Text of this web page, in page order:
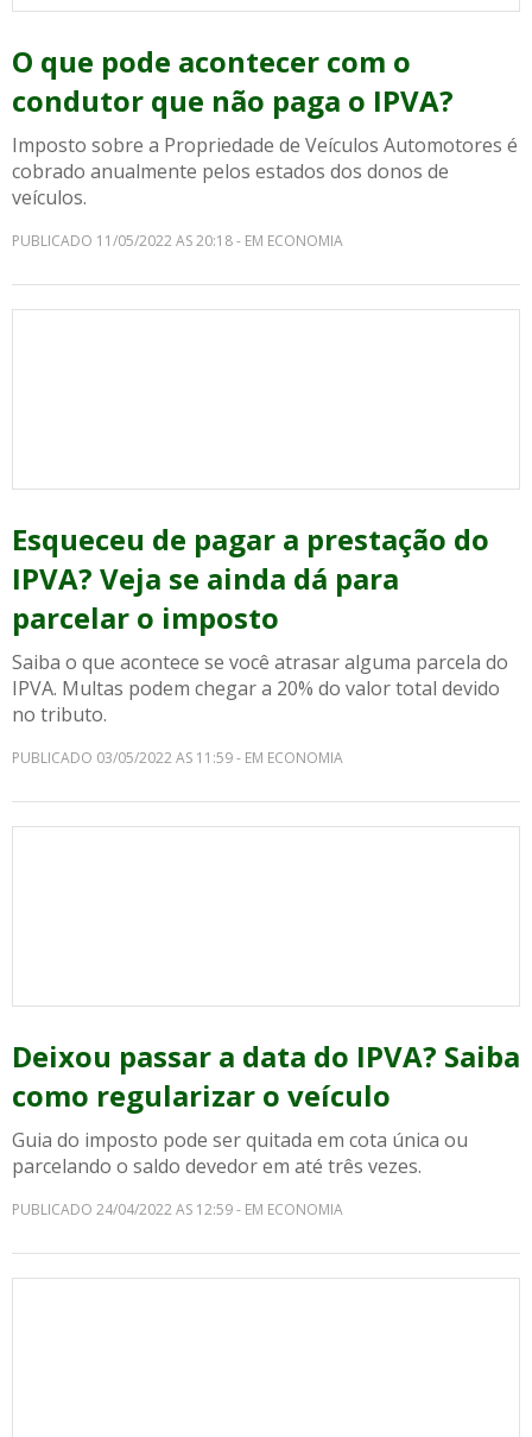
O que pode acontecer com o
condutor que não paga o IPVA?
Imposto sobre a Propriedade de Veículos Automotores é
cobrado anualmente pelos estados dos donos de
veículos.
PUBLICADO 11/05/2022 AS 20:18 - EM ECONOMIA
Esqueceu de pagar a prestação do
IPVA? Veja se ainda dá para
parcelar o imposto
Saiba o que acontece se você atrasar alguma parcela do
IPVA. Multas podem chegar a 20% do valor total devido
no tributo.
PUBLICADO 03/05/2022 AS 11:59 - EM ECONOMIA
Deixou passar a data do IPVA? Saiba
como regularizar o veículo
Guia do imposto pode ser quitada em cota única ou
parcelando o saldo devedor em até três vezes.
PUBLICADO 24/04/2022 AS 12:59 - EM ECONOMIA